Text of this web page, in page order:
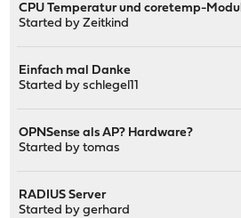
CPU Temperatur und coretemp-Modul
Started byZeitkind
Einfach mal Danke
Started byschlegel11
OPNSense als AP? Hardware?
Started bytomas
RADIUS Server
Started bygerhard